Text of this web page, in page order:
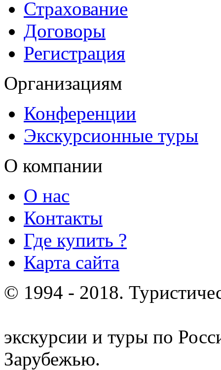
Страхование
Договоры
Регистрация
Организациям
Конференции
Экскурсионные туры
О компании
О нас
Контакты
Где купить ?
Карта сайта
© 1994 - 2018.
экскурсии и туры по
Зарубежью.